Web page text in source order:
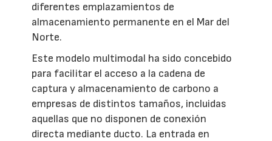
diferentes emplazamientos de
almacenamiento permanente en el Mar del
Norte.
Este modelo multimodal ha sido concebido
para facilitar el acceso a la cadena de
captura y almacenamiento de carbono a
empresas de distintos tamaños, incluidas
aquellas que no disponen de conexión
directa mediante ducto. La entrada en